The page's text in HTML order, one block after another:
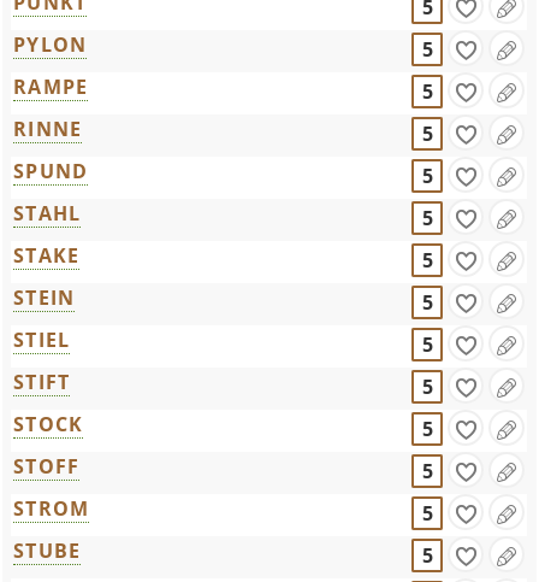
5
PYLON
5
RAMPE
5
RINNE
5
SPUND
5
STAHL
5
STAKE
5
STEIN
5
STIEL
5
STIFT
5
STOCK
5
STOFF
5
STROM
5
STUBE
5